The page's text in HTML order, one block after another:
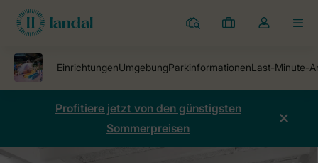
Ferienparks
Meine
Dropdown-
öffnen
Profitiere jetzt von den günstigsten
Sommerpreisen